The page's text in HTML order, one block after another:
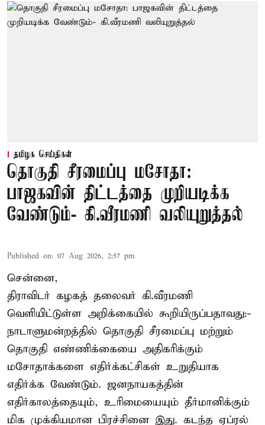
தமிழக செய்திகள்
தொகுதி சீரமைப்பு மசோதா:
பாஜகவின் திட்டத்தை முறியடிக்க
வேண்டும்- கி.வீரமணி வலியுறுத்தல்
Published on: 07 Aug 2026, 2:57 pm
சென்னை,
திராவிடர் கழகத் தலைவர் கி.வீரமணி
வெளியிட்டுள்ள அறிக்கையில் கூறியிருப்பதாவது:-
நாடாளுமன்றத்தில் தொகுதி சீரமைப்பு மற்றும்
தொகுதி எண்ணிக்கையை அதிகரிக்கும்
மசோதாக்களை எதிர்க்கட்சிகள் உறுதியாக
எதிர்க்க வேண்டும். ஜனநாயகத்தின்
எதிர்காலத்தையும், உரிமையையும் தீர்மானிக்கும்
மிக முக்கியமான பிரச்சினை இது. கடந்த ஏப்ரல்